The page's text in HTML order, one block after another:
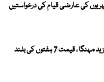
کی عارضی قیام کی درخواستیں
عالمی مارکیٹ میں سونا مزید مہنگا ، قیمت 7 ہفتوں کی بلند